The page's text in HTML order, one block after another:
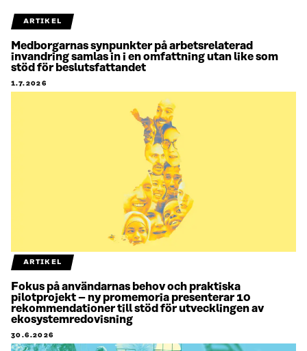
ARTIKEL
Medborgarnas synpunkter på arbetsrelaterad
invandring samlas in i en omfattning utan like som
stöd för beslutsfattandet
1.7.2026
ARTIKEL
Fokus på användarnas behov och praktiska
pilotprojekt – ny promemoria presenterar 10
rekommendationer till stöd för utvecklingen av
ekosystemredovisning
30.6.2026